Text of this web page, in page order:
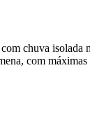
chuva isolada
com máximas